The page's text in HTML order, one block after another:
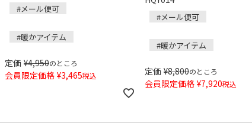
#メール便可
#暖かアイテム
定価 ¥4,950のところ
会員限定価格 ¥3,465税込
#メール便可
#暖かアイテム
定価 ¥8,800のところ
会員限定価格 ¥7,920税込